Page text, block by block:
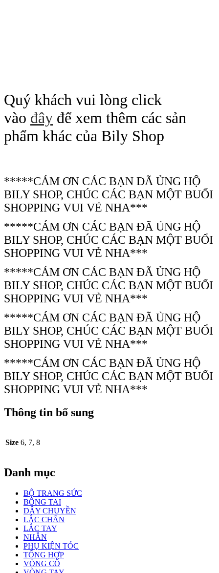
Quý khách vui lòng click
vào đây để xem thêm các sản
phẩm khác của Bily Shop
*****CÁM ƠN CÁC BẠN ĐÃ ỦNG HỘ
BILY SHOP, CHÚC CÁC BẠN MỘT BUỔI
SHOPPING VUI VẺ NHA***
*****CÁM ƠN CÁC BẠN ĐÃ ỦNG HỘ
BILY SHOP, CHÚC CÁC BẠN MỘT BUỔI
SHOPPING VUI VẺ NHA***
*****CÁM ƠN CÁC BẠN ĐÃ ỦNG HỘ
BILY SHOP, CHÚC CÁC BẠN MỘT BUỔI
SHOPPING VUI VẺ NHA***
*****CÁM ƠN CÁC BẠN ĐÃ ỦNG HỘ
BILY SHOP, CHÚC CÁC BẠN MỘT BUỔI
SHOPPING VUI VẺ NHA***
*****CÁM ƠN CÁC BẠN ĐÃ ỦNG HỘ
BILY SHOP, CHÚC CÁC BẠN MỘT BUỔI
SHOPPING VUI VẺ NHA***
Thông tin bổ sung
Size 6, 7, 8
Danh mục
BỘ TRANG SỨC
BÔNG TAI
DÂY CHUYỀN
LẮC CHÂN
LẮC TAY
NHẪN
PHỤ KIỆN TÓC
TỔNG HỢP
VÒNG CỔ